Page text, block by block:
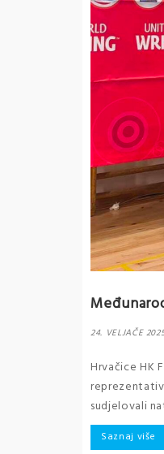
24. VELJAČE
Hrvačice HK
sudjelovali
Saznaj više